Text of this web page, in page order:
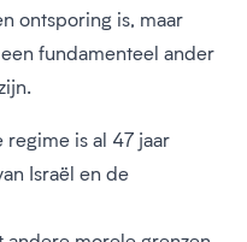
ontsporing is, maar
fundamenteel ander
regime is al 47 jaar
Israël en de